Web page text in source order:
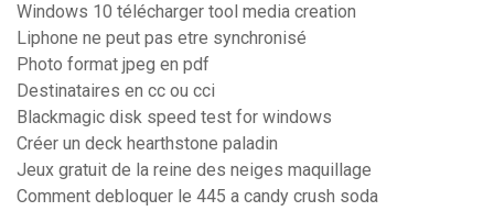
Windows 10 télécharger tool media creation
Liphone ne peut pas etre synchronisé
Photo format jpeg en pdf
Destinataires en cc ou cci
Blackmagic disk speed test for windows
Créer un deck hearthstone paladin
Jeux gratuit de la reine des neiges maquillage
Comment debloquer le 445 a candy crush soda